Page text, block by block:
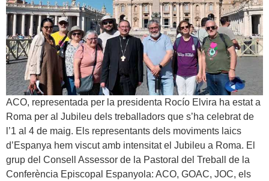
ACO, representada per la presidenta Rocío Elvira ha estat a
Roma per al Jubileu dels treballadors que s’ha celebrat de
l’1 al 4 de maig. Els representants dels moviments laics
d’Espanya hem viscut amb intensitat el Jubileu a Roma. El
grup del Consell Assessor de la Pastoral del Treball de la
Conferència Episcopal Espanyola: ACO, GOAC, JOC, els